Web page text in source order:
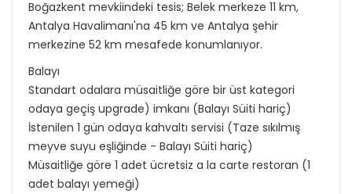
Boğazkent mevkiindeki tesis; Belek merkeze 11 km,
Antalya Havalimanı'na 45 km ve Antalya şehir
merkezine 52 km mesafede konumlanıyor.
Balayı
Standart odalara müsaitliğe göre bir üst kategori
odaya geçiş upgrade) imkanı (Balayı Süiti hariç)
İstenilen 1 gün odaya kahvaltı servisi (Taze sıkılmış
meyve suyu eşliğinde - Balayı Süiti hariç)
Müsaitliğe göre 1 adet ücretsiz a la carte restoran (1
adet balayı yemeği)